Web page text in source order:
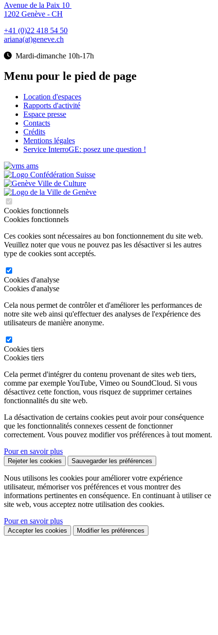
Avenue de la Paix 10
1202 Genève - CH
+41 (0)22 418 54 50
ariana(at)geneve.ch
Mardi-dimanche 10h-17h
Menu pour le pied de page
Location d'espaces
Rapports d'activité
Espace presse
Contacts
Crédits
Mentions légales
Service InterroGE: posez une question !
Cookies fonctionnels
Cookies fonctionnels
Ces cookies sont nécessaires au bon fonctionnement du site web.
Veuillez noter que vous ne pouvez pas les désactiver si les autres
type de cookies sont acceptés.
Cookies d'analyse
Cookies d'analyse
Cela nous permet de contrôler et d'améliorer les performances de
notre site web ainsi qu'effectuer des analyses de l'expérience des
utilisateurs de manière anonyme.
Cookies tiers
Cookies tiers
Cela permet d'intégrer du contenu provenant de sites web tiers,
comme par exemple YouTube, Vimeo ou SoundCloud. Si vous
désactivez cette fonction, vous risquez de supprimer certaines
fonctionnalités du site web.
La désactivation de certains cookies peut avoir pour conséquence
que les fonctionnalités connexes cessent de fonctionner
correctement. Vous pouvez modifier vos préférences à tout moment.
Pour en savoir plus
Rejeter les cookies Sauvegarder les préférences
Nous utilisons les cookies pour améliorer votre expérience
utilisateur, mémoriser vos préférences et vous montrer des
informations pertinentes en conséquence. En continuant à utiliser ce
site web, vous acceptez notre utilisation des cookies.
Pour en savoir plus
Accepter les cookies Modifier les préférences